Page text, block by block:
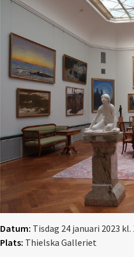
Datum: Tisdag 24 januari 2023 kl.
Plats: Thielska Galleriet